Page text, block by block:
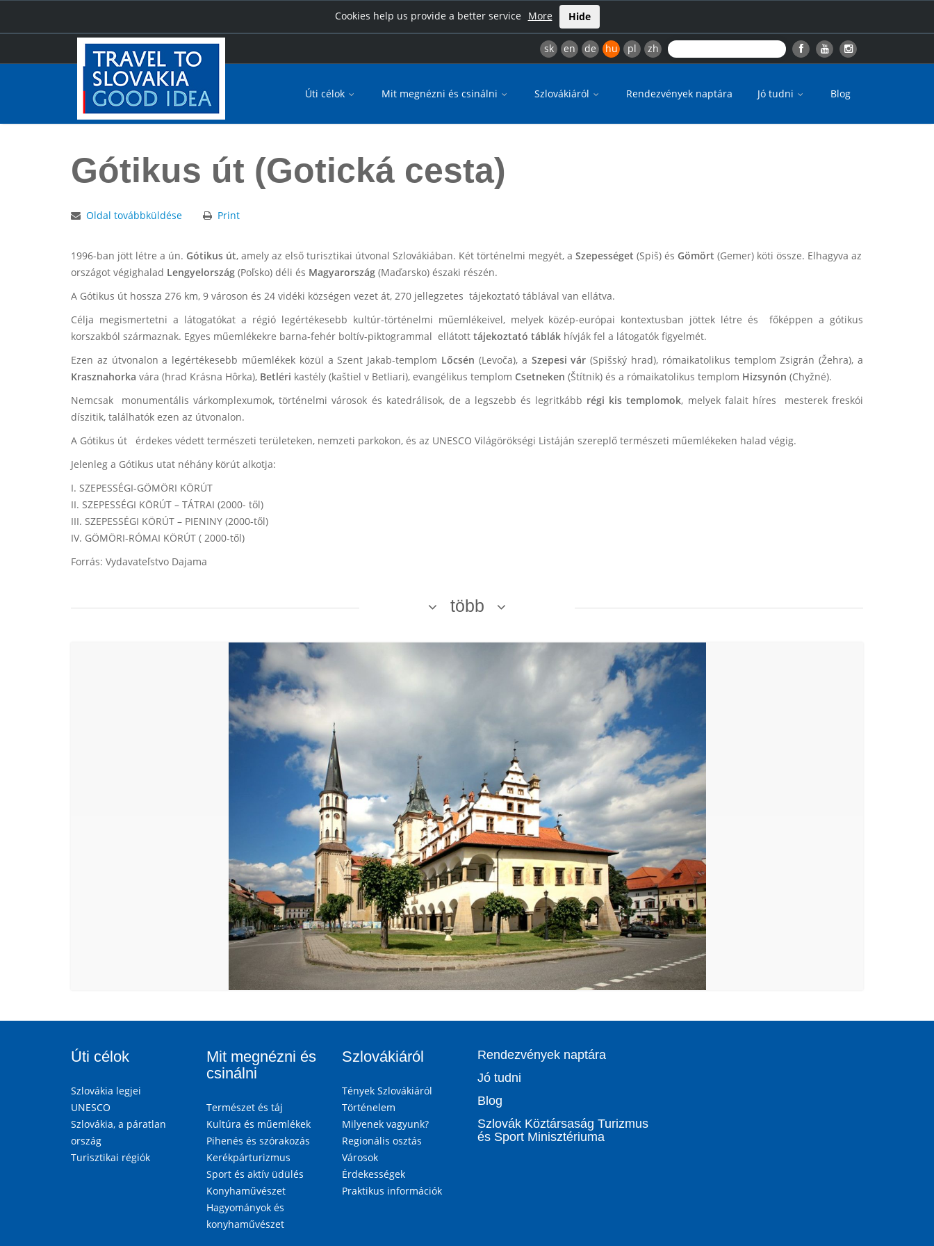
Cookies help us provide a better service More Hide
sk en de hu pl zh
Úti célok Mit megnézni és csinálni Szlovákiáról Rendezvények naptára Jó tudni Blog
Főoldal Gótikus út (Gotická cesta)
Gótikus út (Gotická cesta)
Oldal továbbküldése Print
1996-ban jött létre a ún. Gótikus út, amely az első turisztikai útvonal Szlovákiában. Két történelmi megyét, a Szepességet (Spiš) és Gömört (Gemer) köti össze. Elhagyva az
országot végighalad Lengyelország (Poľsko) déli és Magyarország (Maďarsko) északi részén.
A Gótikus út hossza 276 km, 9 városon és 24 vidéki községen vezet át, 270 jellegzetes tájekoztató táblával van ellátva.
Célja megismertetni a látogatókat a régió legértékesebb kultúr-történelmi műemlékeivel, melyek közép-európai kontextusban jöttek létre és főképpen a gótikus
korszakból származnak. Egyes műemlékekre barna-fehér boltív-piktogrammal ellátott tájekoztató táblák hívják fel a látogatók figyelmét.
Ezen az útvonalon a legértékesebb műemlékek közül a Szent Jakab-templom Lőcsén (Levoča), a Szepesi vár (Spišský hrad), rómaikatolikus templom Zsigrán (Žehra), a
Krasznahorka vára (hrad Krásna Hôrka), Betléri kastély (kaštiel v Betliari), evangélikus templom Csetneken (Štítnik) és a rómaikatolikus templom Hizsynón (Chyžné).
Nemcsak monumentális várkomplexumok, történelmi városok és katedrálisok, de a legszebb és legritkább régi kis templomok, melyek falait híres mesterek freskói
díszitik, találhatók ezen az útvonalon.
A Gótikus út érdekes védett természeti területeken, nemzeti parkokon, és az UNESCO Világörökségi Listáján szereplő természeti műemlékeken halad végig.
Jelenleg a Gótikus utat néhány körút alkotja:
I. SZEPESSÉGI-GÖMÖRI KÖRÚT
II. SZEPESSÉGI KÖRÚT – TÁTRAI (2000- től)
III. SZEPESSÉGI KÖRÚT – PIENINY (2000-től)
IV. GÖMÖRI-RÓMAI KÖRÚT ( 2000-től)
Forrás: Vydavateľstvo Dajama
több
Úti célok
Szlovákia legjei
UNESCO
Szlovákia, a páratlan
ország
Turisztikai régiók
Mit megnézni és
csinálni
Természet és táj
Kultúra és műemlékek
Pihenés és szórakozás
Kerékpárturizmus
Sport és aktív üdülés
Konyhaművészet
Hagyományok és
konyhaművészet
Szlovákiáról
Tények Szlovákiáról
Történelem
Milyenek vagyunk?
Regionális osztás
Városok
Érdekességek
Praktikus információk
Rendezvények naptára
Jó tudni
Blog
Szlovák Köztársaság Turizmus
és Sport Minisztériuma